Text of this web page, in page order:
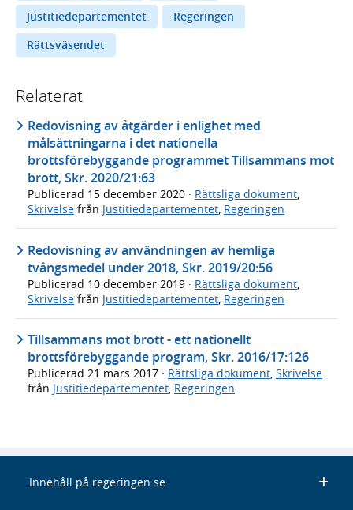
Justitiedepartementet
Regeringen
Rättsväsendet
Relaterat
Redovisning av åtgärder i enlighet med
målsättningarna i det nationella
brottsförebyggande programmet Tillsammans mot
brott, Skr. 2020/21:63
Publicerad 15 december 2020 · Rättsliga dokument,
Skrivelse från Justitiedepartementet, Regeringen
Redovisning av användningen av hemliga
tvångsmedel under 2018, Skr. 2019/20:56
Publicerad 10 december 2019 · Rättsliga dokument
Skrivelse från Justitiedepartementet Regeringen
Tillsammans mot brott - ett nationellt
brottsförebyggande program, Skr. 2016/17:126
Publicerad 21 mars 2017 · Rättsliga dokument, Skrivelse
från Justitiedepartementet, Regeringen
Innehåll på regeringen.se